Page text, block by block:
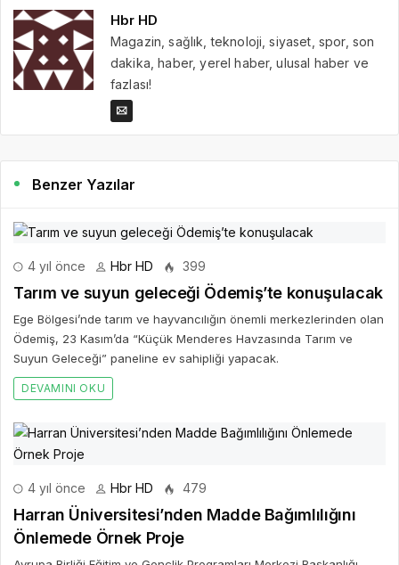
Hbr HD
Magazin, sağlık, teknoloji, siyaset, spor, son
dakika, haber, yerel haber, ulusal haber ve
fazlası!
Benzer Yazılar
4 yıl önce Hbr HD 399
Tarım ve suyun geleceği Ödemiş’te konuşulacak
Ege Bölgesi’nde tarım ve hayvancılığın önemli merkezlerinden olan
Ödemiş, 23 Kasım’da “Küçük Menderes Havzasında Tarım ve
Suyun Geleceği” paneline ev sahipliği yapacak.
DEVAMINI OKU
4 yıl önce Hbr HD 479
Harran Üniversitesi’nden Madde Bağımlılığını
Önlemede Örnek Proje